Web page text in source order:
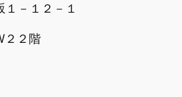
－１２－１
２２階